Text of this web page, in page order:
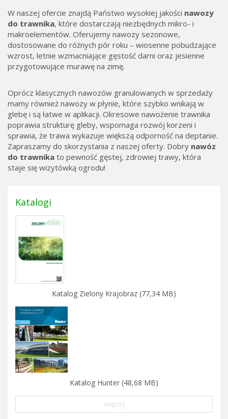
W naszej ofercie znajdą Państwo wysokiej jakości nawozy
do trawnika, które dostarczają niezbędnych mikro- i
makroelementów. Oferujemy nawozy sezonowe,
dostosowane do różnych pór roku – wiosenne pobudzające
wzrost, letnie wzmacniające gęstość darni oraz jesienne
przygotowujące murawę na zimę.
Oprócz klasycznych nawozów granulowanych w sprzedaży
mamy również nawozy w płynie, które szybko wnikają w
glebę i są łatwe w aplikacji. Okresowe nawożenie trawnika
poprawia strukturę gleby, wspomaga rozwój korzeni i
sprawia, że trawa wykazuje większą odporność na deptanie.
Zapraszamy do skorzystania z naszej oferty. Dobry nawóz
do trawnika to pewność gęstej, zdrowiej trawy, która
staje się wizytówką ogrodu!
Katalogi
Katalog Zielony Krajobraz (77,34 MB)
Katalog Hunter (48,68 MB)
więcej